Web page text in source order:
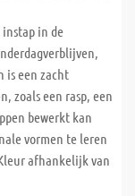
in de
is een zacht
zoals een rasp, een
bewerkt kan
vormen te leren
afhankelijk van